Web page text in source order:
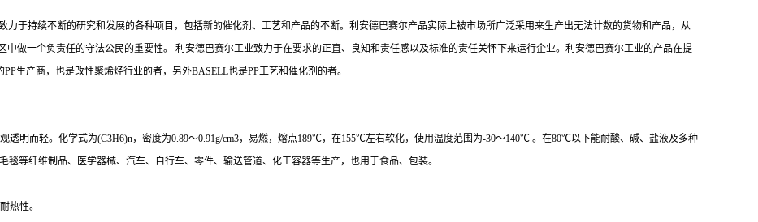
力于持续不断的研究和发展的各种项目，包括新的催化剂、工艺和产品的不断。利安德巴赛尔产品实际上被市场所广泛采用来生产出无法计数的货物和产品，从
做一个负责任的守法公民的重要性。
利安德巴赛尔工业致力于在要求的正直、良知和责任感以及标准的责任关怀下来运行企业。利安德巴赛尔工业的产品在提
PP生产商，也是改性聚烯烃行业的者，另外BASELL也是PP工艺和催化剂的者。
透明而轻。化学式为(C3H6)n，密度为0.89～0.91g/cm3，易燃，熔点189℃，在155℃左右软化，使用温度范围为-30～140℃ 。在80℃以下能耐酸、碱、盐液及多种
毯等纤维制品、医学器械、汽车、自行车、零件、输送管道、化工容器等生产，也用于食品、包装。
热性。